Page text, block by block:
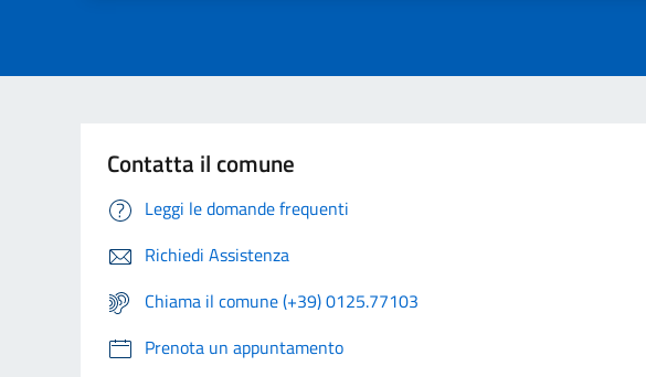
Contatta il comune
Leggi le domande frequenti
Richiedi Assistenza
Chiama il comune (+39) 0125.77103
Prenota un appuntamento